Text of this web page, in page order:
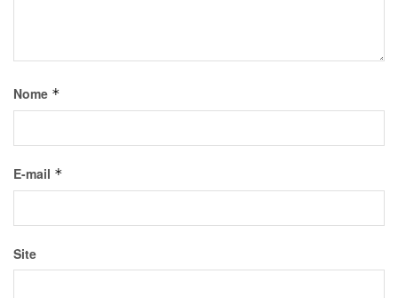
Nome *
E-mail *
Site